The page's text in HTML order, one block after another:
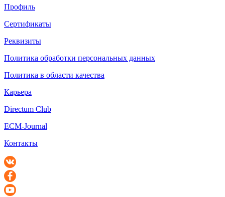
Профиль
Сертификаты
Реквизиты
Политика обработки персональных данных
Политика в области качества
Карьера
Directum Club
ECM-Journal
Контакты